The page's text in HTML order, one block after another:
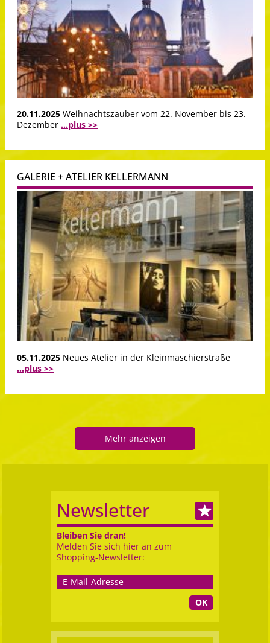
20.11.2025 Weihnachtszauber vom 22. November bis 23.
Dezember ...plus >>
GALERIE + ATELIER KELLERMANN
05.11.2025 Neues Atelier in der Kleinmaschierstraße
...plus >>
Mehr anzeigen
Newsletter
Bleiben Sie dran!
Melden Sie sich hier an zum
Shopping-Newsletter:
OK